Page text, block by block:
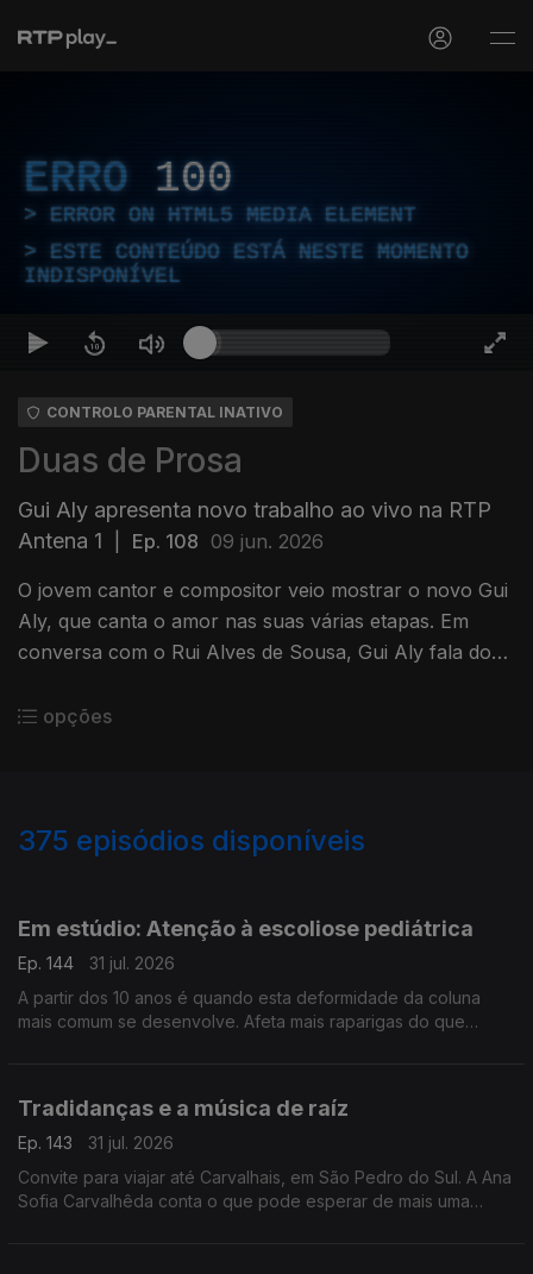
ERRO 100
ERROR ON HTML5 MEDIA ELEMENT
ESTE CONTEÚDO ESTÁ NESTE MOMENTO
INDISPONÍVEL
CONTROLO PARENTAL INATIVO
Duas de Prosa
Gui Aly apresenta novo trabalho ao vivo na RTP
Antena 1
Ep. 108 09 jun. 2026
O jovem cantor e compositor veio mostrar o novo Gui
Aly, que canta o amor nas suas várias etapas. Em
conversa com o Rui Alves de Sousa, Gui Aly fala do
opções
375 episódios disponíveis
Em estúdio: Atenção à escoliose pediátrica
Ep. 144
31 jul. 2026
A partir dos 10 anos é quando esta deformidade da coluna
mais comum se desenvolve. Afeta mais raparigas do que
Tradidanças e a música de raíz
Ep. 143
31 jul. 2026
Convite para viajar até Carvalhais, em São Pedro do Sul. A Ana
Sofia Carvalhêda conta o que pode esperar de mais uma